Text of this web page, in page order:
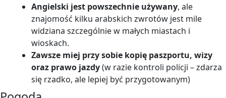
Angielski jest powszechnie używany, ale
znajomość kilku arabskich zwrotów jest mile
widziana szczególnie w małych miastach i
wioskach.
Zawsze miej przy sobie kopię paszportu, wizy
oraz prawo jazdy(w razie kontroli policji – zdarza
się rzadko, ale lepiej być przygotowanym)